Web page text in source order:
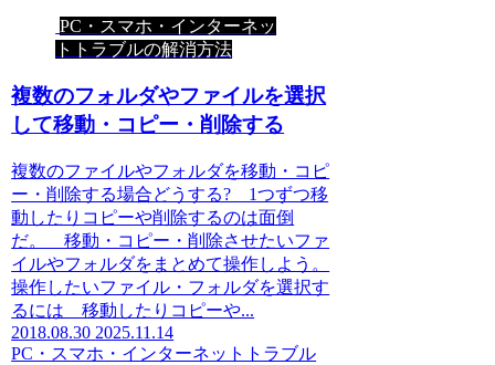
PC・スマホ・インターネッ
トトラブルの解消方法
複数のフォルダやファイルを選択
して移動・コピー・削除する
複数のファイルやフォルダを移動・コピ
ー・削除する場合どうする? 1つずつ移
動したりコピーや削除するのは面倒
だ。 移動・コピー・削除させたいファ
イルやフォルダをまとめて操作しよう。
操作したいファイル・フォルダを選択す
るには 移動したりコピーや...
2018.08.30 2025.11.14
PC・スマホ・インターネットトラブル